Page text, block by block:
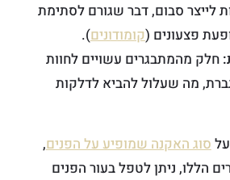
לייצר סבום, דבר שגורם לסתימת
פצעונים (קומודונים).
חלק מהמתבגרים עשויים לחוות
מה שעלול להביא לדלקות
עלסוג האקנה שמופיע על הפנים,
הללו, ניתן לטפל בעור הפנים